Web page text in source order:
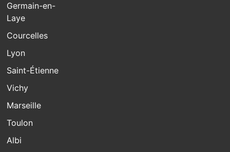
Germain-en-
Laye
Courcelles
Lyon
Saint-Étienne
Vichy
Marseille
Toulon
Albi